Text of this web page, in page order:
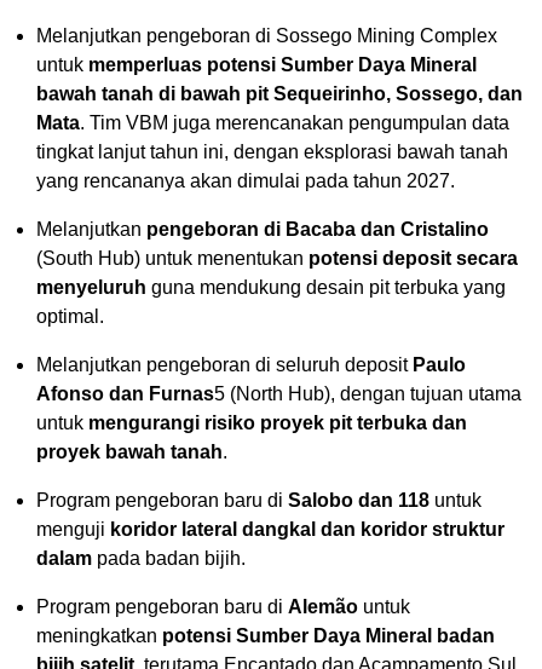
Melanjutkan pengeboran di Sossego Mining Complex
untuk memperluas potensi Sumber Daya Mineral
bawah tanah di bawah pit Sequeirinho, Sossego, dan
Mata. Tim VBM juga merencanakan pengumpulan data
tingkat lanjut tahun ini, dengan eksplorasi bawah tanah
yang rencananya akan dimulai pada tahun 2027.
Melanjutkan pengeboran di Bacaba dan Cristalino
(South Hub) untuk menentukan potensi deposit secara
menyeluruh guna mendukung desain pit terbuka yang
optimal.
Melanjutkan pengeboran di seluruh deposit Paulo
Afonso dan Furnas5 (North Hub), dengan tujuan utama
untuk mengurangi risiko proyek pit terbuka dan
proyek bawah tanah.
Program pengeboran baru di Salobo dan 118 untuk
menguji koridor lateral dangkal dan koridor struktur
dalam pada badan bijih.
Program pengeboran baru di Alemão untuk
meningkatkan potensi Sumber Daya Mineral badan